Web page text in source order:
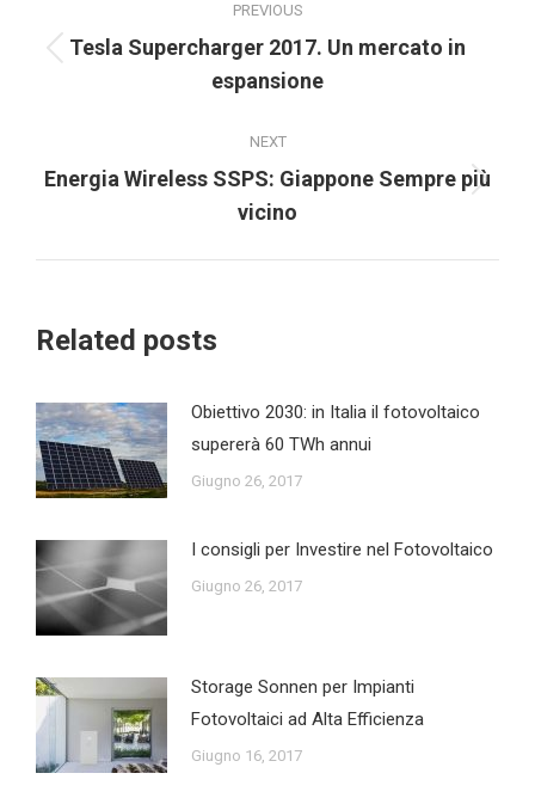
navigation
PREVIOUS
Previous
post:
Tesla Supercharger 2017. Un mercato in
espansione
NEXT
Next
post:
Energia Wireless SSPS: Giappone Sempre più
vicino
Related posts
Obiettivo 2030: in Italia il fotovoltaico
supererà 60 TWh annui
Giugno 26, 2017
I consigli per Investire nel Fotovoltaico
Giugno 26, 2017
Storage Sonnen per Impianti
Fotovoltaici ad Alta Efficienza
Giugno 16, 2017